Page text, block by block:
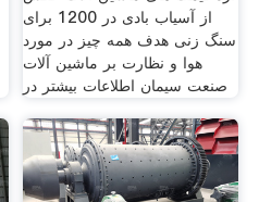
از آسیاب بادی در 1200 برای
سنگ زنی هدف همه چیز در مورد
هوا و نظارت بر ماشین آلات
صنعت سیمان اطلاعات بیشتر در